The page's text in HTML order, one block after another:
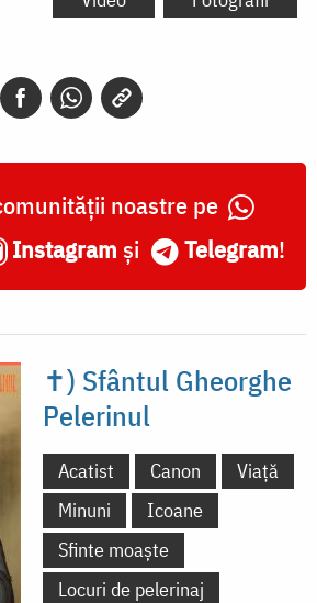
noastre pe
Instagram și Telegram!
✝) Sfântul Gheorghe
Pelerinul
Acatist Canon
Viață
Minuni
Icoane
Sfinte moaște
Locuri de pelerinaj